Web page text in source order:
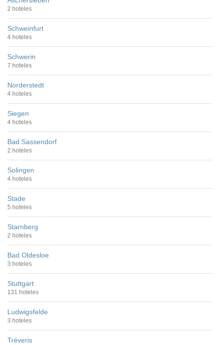
2 hoteles
Schweinfurt
4 hoteles
Schwerin
7 hoteles
Norderstedt
4 hoteles
Siegen
4 hoteles
Bad Sassendorf
2 hoteles
Solingen
4 hoteles
Stade
5 hoteles
Starnberg
2 hoteles
Bad Oldesloe
3 hoteles
Stuttgart
131 hoteles
Ludwigsfelde
3 hoteles
Tréveris